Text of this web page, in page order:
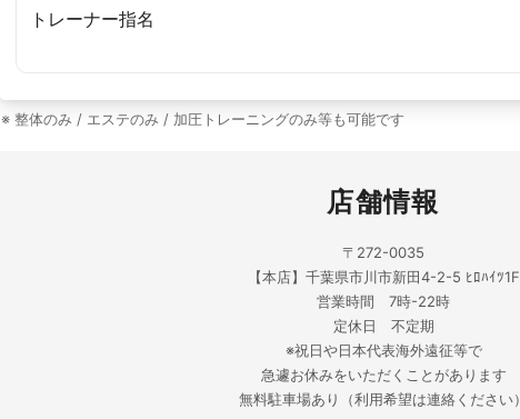
トレーナー指名
※ 整体のみ / エステのみ / 加圧トレーニングのみ等も可能です
店舗情報
〒272-0035
【本店】千葉県市川市新田4-2-5 ﾋﾛﾊｲﾂ1F
営業時間 7時-22時
定休日 不定期
※祝日や日本代表海外遠征等で
急遽お休みをいただくことがあります
無料駐車場あり（利用希望は連絡ください）